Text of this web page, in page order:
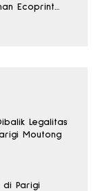
Ecoprint
Legalitas
Moutong
di Parigi